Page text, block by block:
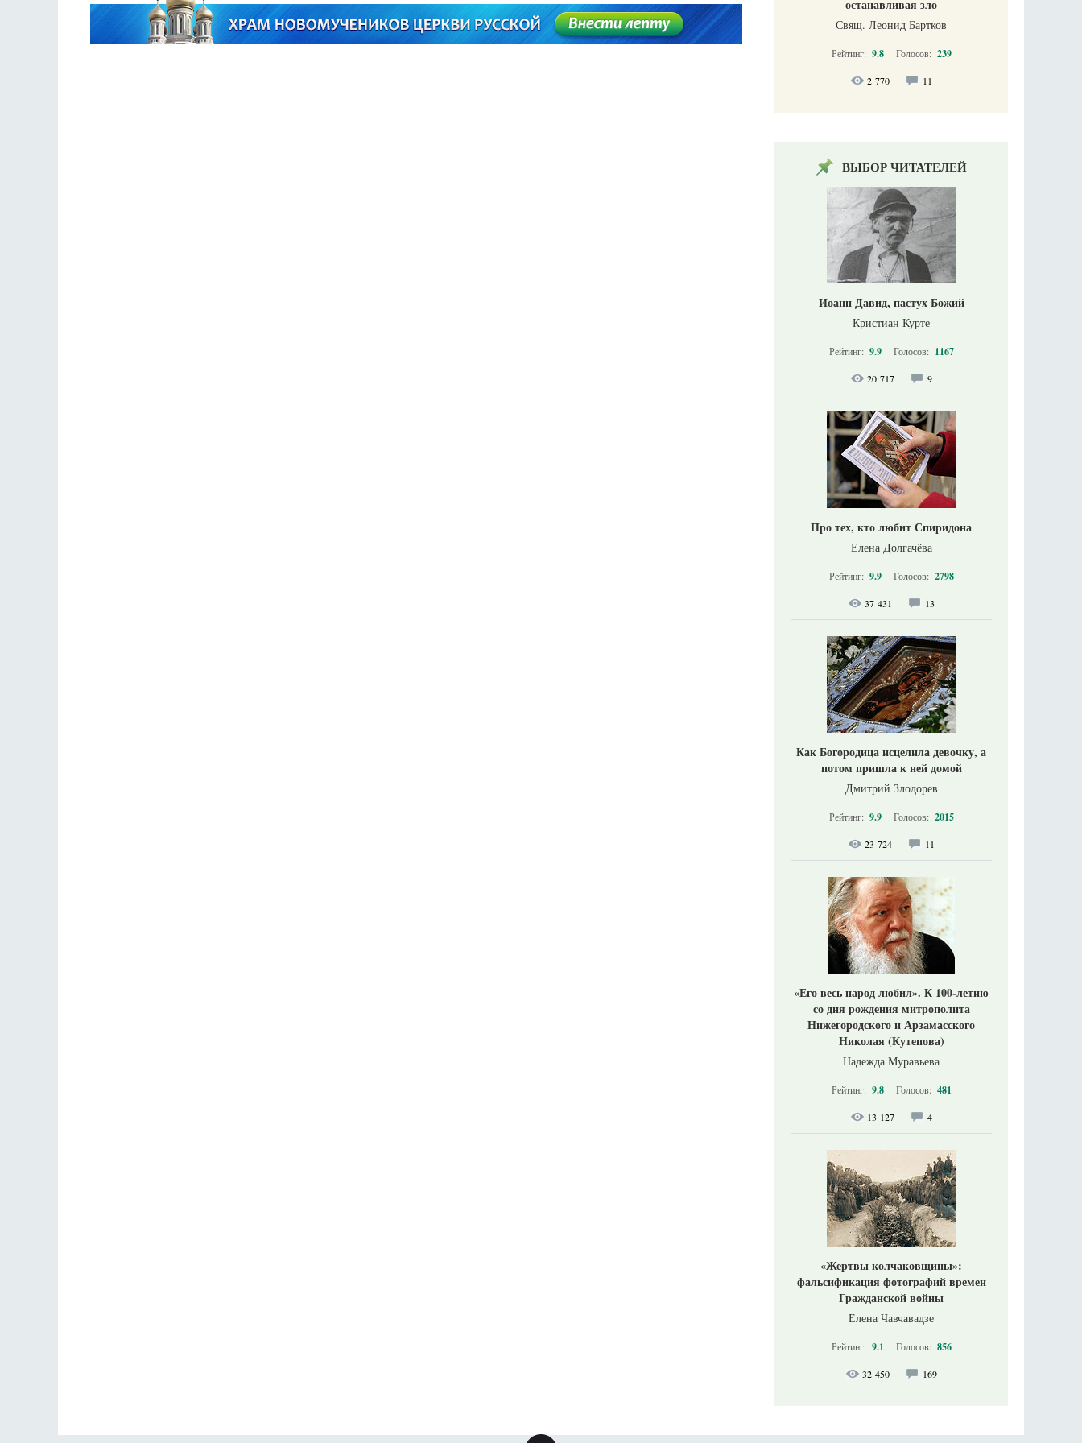
останавливая зло
Свящ. Леонид Бартков
Рейтинг: 9.8 Голосов: 239
2 770 11
ВЫБОР ЧИТАТЕЛЕЙ
Иоанн Давид, пастух Божий
Кристиан Курте
Рейтинг: 9.9 Голосов: 1167
20 717 9
Про тех, кто любит Спиридона
Елена Долгачёва
Рейтинг: 9.9 Голосов: 2798
37 431 13
Как Богородица исцелила девочку, а
потом пришла к ней домой
Дмитрий Злодорев
Рейтинг: 9.9 Голосов: 2015
23 724 11
«Его весь народ любил». К 100-летию
со дня рождения митрополита
Нижегородского и Арзамасского
Николая (Кутепова)
Надежда Муравьева
Рейтинг: 9.8 Голосов: 481
13 127 4
«Жертвы колчаковщины»:
фальсификация фотографий времен
Гражданской войны
Елена Чавчавадзе
Рейтинг: 9.1 Голосов: 856
32 450 169